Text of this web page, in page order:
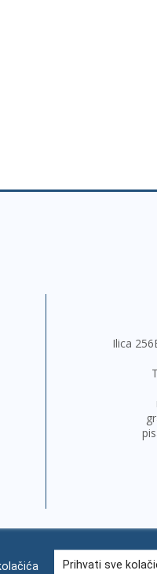
Ilica
Česta pitanja Kontakti Mapa
Prihvati sve